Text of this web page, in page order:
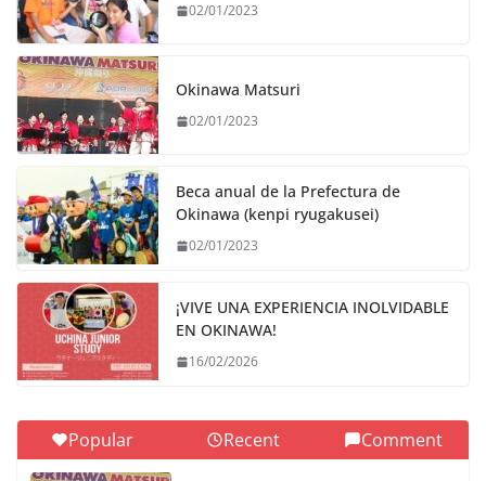
02/01/2023
Okinawa Matsuri
02/01/2023
Beca anual de la Prefectura de
Okinawa (kenpi ryugakusei)
02/01/2023
¡VIVE UNA EXPERIENCIA INOLVIDABLE
EN OKINAWA!
16/02/2026
Popular Recent Comment